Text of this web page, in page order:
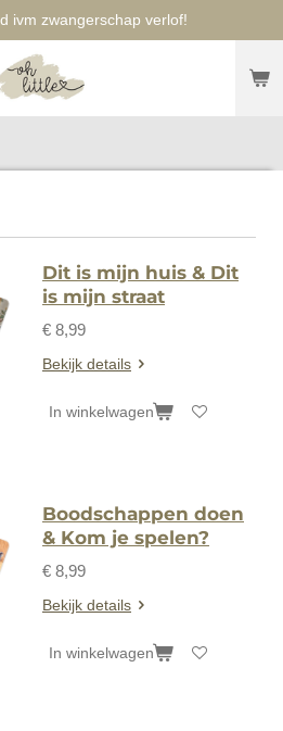
ivm zwangerschap verlof!
Dit is mijn huis & Dit
is mijn straat
€ 8,99
Bekijk details
In winkelwagen
Boodschappen doen
& Kom je spelen?
€ 8,99
Bekijk details
In winkelwagen